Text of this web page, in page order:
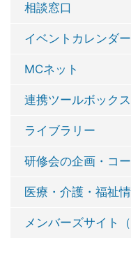
相談窓口
イベントカレンダー
MCネット
連携ツールボックス
ライブラリー
研修会の企画・コ
医療・介護・福祉
メンバーズサイト